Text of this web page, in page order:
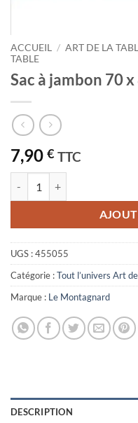
ACCUEIL / ART DE LA
TABLE
Sac à jambon 70
7,90 € TTC
UGS :455055
Catégorie :Tout l’univers Art
Marque : Le Montagnard
DESCRIPTION